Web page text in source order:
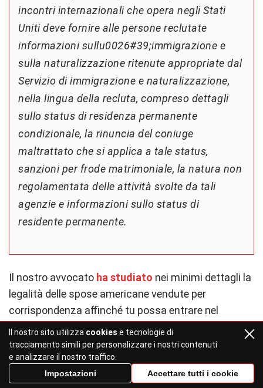
incontri internazionali che opera negli Stati
Uniti deve fornire alle persone reclutate
informazioni sullu0026#39;immigrazione e
sulla naturalizzazione ritenute appropriate dal
Servizio di immigrazione e naturalizzazione,
nella lingua della recluta, compreso dettagli
sullo status di residenza permanente
condizionale, la rinuncia del coniuge
maltrattato che si applica a tale status,
sanzioni per frode matrimoniale, la natura non
regolamentata delle attività svolte da tali
agenzie e informazioni sullo status di
residente permanente.
Il nostro avvocato ha studiato nei minimi dettagli la
legalità delle spose americane vendute per
corrispondenza affinché tu possa entrare nel
settore senza problemi. Gli Stati Uniti hanno
un’industria significativa per le “spose per
corrispondenza”, con circa 200 aziende che operano
nel paese. Ogni anno, si stima che tra i 2.000 e i
Il nostro sito utilizza cookies e tecnologie di
tracciamento simili per personalizzare i nostri contenuti
e analizzare il nostro traffico.
Impostazioni
Accettare tutti i cookie